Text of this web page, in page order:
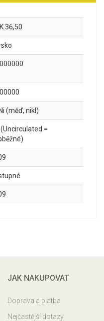
36,50
(měď, nikl)
(Uncirculated =
JAK NAKUPOVAT
Doprava a platba
Nejčastější dotazy